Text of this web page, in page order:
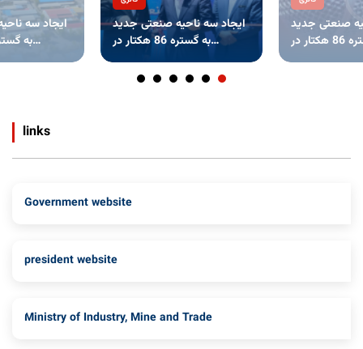
ایجاد سه ناحیه صنعتی جدید
به گستره 86 هکتار در
استان‌های کردستان ، سیستان
ایجاد سه
استان‌های کردستان
صنعتی جدید
به گستره 86 هکتار در
سیستان
links
Government website
president website
Ministry of Industry, Mine and Trade